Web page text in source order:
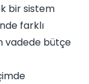
bir sistem
farklı
vadede bütçe